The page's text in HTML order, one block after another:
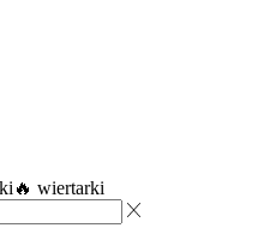
🔥 wiertarki